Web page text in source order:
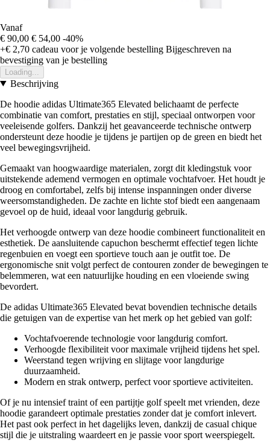
Vanaf
€ 90,00 € 54,00 -40%
+€ 2,70 cadeau voor je volgende bestelling Bijgeschreven na
bevestiging van je bestelling
Loading...
Beschrijving
De hoodie adidas Ultimate365 Elevated belichaamt de perfecte
combinatie van comfort, prestaties en stijl, speciaal ontworpen voor
veeleisende golfers. Dankzij het geavanceerde technische ontwerp
ondersteunt deze hoodie je tijdens je partijen op de green en biedt het
veel bewegingsvrijheid.
Gemaakt van hoogwaardige materialen, zorgt dit kledingstuk voor
uitstekende ademend vermogen en optimale vochtafvoer. Het houdt je
droog en comfortabel, zelfs bij intense inspanningen onder diverse
weersomstandigheden. De zachte en lichte stof biedt een aangenaam
gevoel op de huid, ideaal voor langdurig gebruik.
Het verhoogde ontwerp van deze hoodie combineert functionaliteit en
esthetiek. De aansluitende capuchon beschermt effectief tegen lichte
regenbuien en voegt een sportieve touch aan je outfit toe. De
ergonomische snit volgt perfect de contouren zonder de bewegingen te
belemmeren, wat een natuurlijke houding en een vloeiende swing
bevordert.
De adidas Ultimate365 Elevated bevat bovendien technische details
die getuigen van de expertise van het merk op het gebied van golf:
Vochtafvoerende technologie voor langdurig comfort.
Verhoogde flexibiliteit voor maximale vrijheid tijdens het spel.
Weerstand tegen wrijving en slijtage voor langdurige
duurzaamheid.
Modern en strak ontwerp, perfect voor sportieve activiteiten.
Of je nu intensief traint of een partijtje golf speelt met vrienden, deze
hoodie garandeert optimale prestaties zonder dat je comfort inlevert.
Het past ook perfect in het dagelijks leven, dankzij de casual chique
stijl die je uitstraling waardeert en je passie voor sport weerspiegelt.